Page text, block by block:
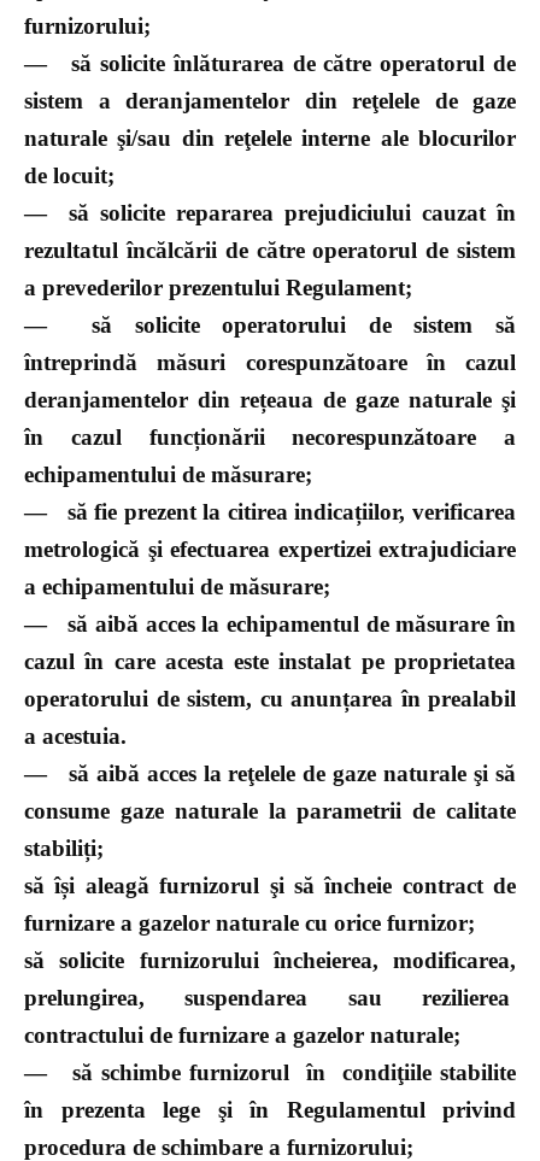
furnizorului;
—
să solicite înlăturarea de către operatorul de
sistem a deranjamentelor din reţelele de gaze
naturale şi/sau din reţelele interne ale blocurilor
de locuit;
—
să solicite repararea prejudiciului cauzat în
rezultatul încălcării de către operatorul de sistem
a prevederilor prezentului Regulament;
—
să solicite operatorului de sistem să
întreprindă măsuri corespunzătoare în cazul
deranjamentelor din rețeaua de gaze naturale şi
în cazul funcționării necorespunzătoare a
echipamentului de măsurare;
—
să fie prezent la citirea indicațiilor, verificarea
metrologică şi efectuarea expertizei extrajudiciare
a echipamentului de măsurare;
—
să aibă acces la echipamentul de măsurare în
cazul în care acesta este instalat pe proprietatea
operatorului de sistem, cu anunțarea în prealabil
a acestuia.
—
să aibă acces la reţelele de gaze naturale şi să
consume gaze naturale la parametrii de calitate
stabiliți;
să își aleagă furnizorul şi să încheie contract de
furnizare a gazelor naturale cu orice furnizor;
să solicite furnizorului încheierea, modificarea,
prelungirea, suspendarea sau rezilierea
contractului de furnizare a gazelor naturale;
—
să schimbe furnizorul în condiţiile stabilite
în prezenta lege şi în Regulamentul privind
procedura de schimbare a furnizorului;